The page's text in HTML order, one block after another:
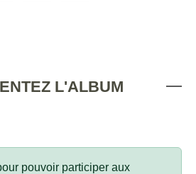
L'ALBUM
pouvoir participer aux